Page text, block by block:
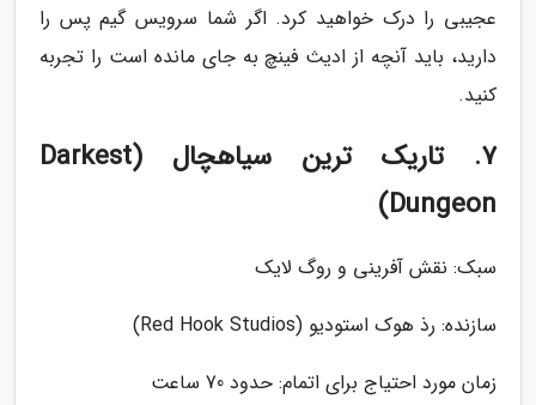
عجیبی را درک خواهید کرد. اگر شما سرویس گیم پس را
دارید، باید آنچه از ادیث فینچ به جای مانده است را تجربه
کنید.
7. تاریک ترین سیاهچال (Darkest
Dungeon)
سبک: نقش آفرینی و روگ لایک
سازنده: رذ هوک استودیو (Red Hook Studios)
زمان مورد احتیاج برای اتمام: حدود 70 ساعت